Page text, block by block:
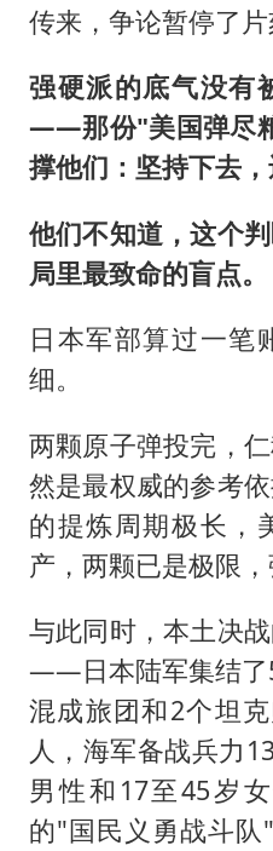
传来，争论暂停了片
强硬派的底气没有
——那份"美国弹尽
撑他们：坚持下去，
他们不知道，这个
局里最致命的盲点。
日本军部算过一笔
细。
两颗原子弹投完，
然是最权威的参考
的提炼周期极长，
产，两颗已是极限，
与此同时，本土决
——日本陆军集结了
混成旅团和2个坦
人，海军备战兵力
男性和17至45岁
的"国民义勇战斗